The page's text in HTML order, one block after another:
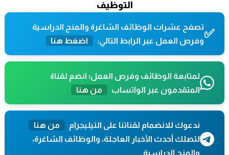
التوظيف
✅تصفح عشرات الوظائف الشاغرة والمنح الدراسية
وفرص العمل عبر الرابط التالي:
اضغط هنا
لمتابعة الوظائف وفرص العمل؛ انضم لقناة
المتقدمون عبر الواتساب
من هنا
ندعوك للانضمام لقناتنا على التيليجرام
من هنا
لتصلك أحدث الأخبار العاجلة، والوظائف الشاغرة،
والمنح الدراسية